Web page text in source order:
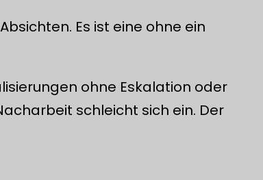
Es ist eine ohne ein
ohne Eskalation oder
schleicht sich ein. Der